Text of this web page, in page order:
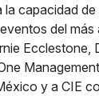
capacidad
del más
Ecclestone,
y a CIE